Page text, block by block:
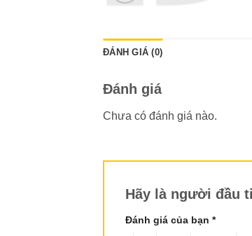
ĐÁNH GIÁ (0)
Đánh giá
Chưa có đánh giá nào.
Hãy là người đầu
Đánh giá của bạn *